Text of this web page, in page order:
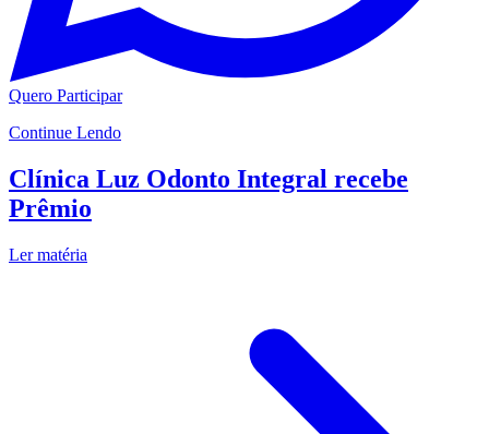
Quero Participar
Continue Lendo
Clínica Luz Odonto Integral recebe
Prêmio
Ler matéria